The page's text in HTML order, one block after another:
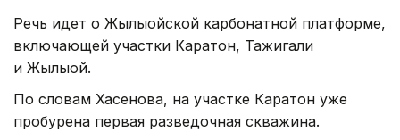
Речь идет о Жылыойской карбонатной платформе,
включающей участки Каратон, Тажигали
и Жылыой.
По словам Хасенова, на участке Каратон уже
пробурена первая разведочная скважина.